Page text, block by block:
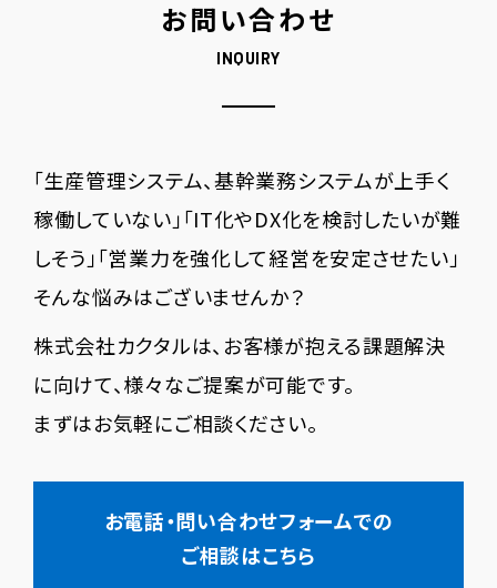
お問い合わせ
INQUIRY
「生産管理システム、基幹業務システムが上手く
稼働していない」「IT化やDX化を検討したいが難
しそう」「営業力を強化して経営を安定させたい」
そんな悩みはございませんか？
株式会社カクタルは、お客様が抱える課題解決
に向けて、様々なご提案が可能です。
まずはお気軽にご相談ください。
お電話・問い合わせフォームでの
ご相談はこちら